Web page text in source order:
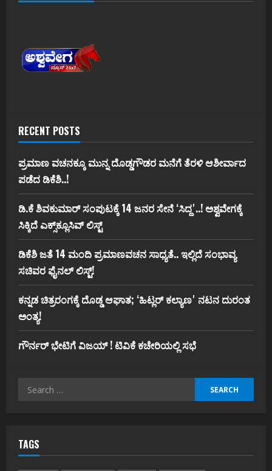
RECENT POSTS
ಪ್ರಮಾಣ ವಚನಕ್ಕೂ ಮುನ್ನ ದೊಡ್ಡಗೌಡರ ಮನೆಗೆ ತೆರಳಿ ಆಶೀರ್ವಾದ
ಪಡೆದ ಡಿಕೆಶಿ..!
ಡಿ.ಕೆ ಶಿವಕುಮಾರ್‌ ಸಂಪುಟಕ್ಕೆ 14 ಜನರ ಸೇನೆ ʻಸಿದ್ದʼ..! ಅಶ್ವವೇಗಕ್ಕೆ
ಸಿಕ್ಕಿದೆ ಎಕ್ಸ್‌ಕ್ಲೂಸಿವ್‌ ಲಿಸ್ಟ್‌
ಡಿಕೆಶಿ ಜತೆ 14 ಮಂದಿ ಪ್ರಮಾಣವಚನ ಸಾಧ್ಯತೆ.. ಇಲ್ಲಿದೆ ಸಂಭಾವ್ಯ
ಸಚಿವರ ಫೈನಲ್ ಲಿಸ್ಟ್‌!
ಕನ್ನಡ ಚಿತ್ರರಂಗಕ್ಕೆ ದೊಡ್ಡ ಆಘಾತ; ʻಹಿಟ್ಲರ್ ಕಲ್ಯಾಣʼ ನಟನ ದುರಂತ
ಅಂತ್ಯ!
ಗೌರ್ನರ್‌ ಭೇಟಿಗೆ ವಿಜಯ್‌ ! ಟಿವಿಕೆ ಕಚೇರಿಯಲ್ಲಿ ಸಭೆ
Search
TAGS